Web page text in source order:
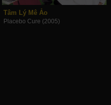
Tâm Lý Mê Ảo
Placebo Cure (2005)